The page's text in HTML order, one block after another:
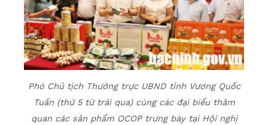
Phó Chủ tịch Thường trực UBND tỉnh Vương Quốc
Tuấn (thứ 5 từ trái qua) cùng các đại biểu thăm
quan các sản phẩm OCOP trưng bày tại Hội nghị